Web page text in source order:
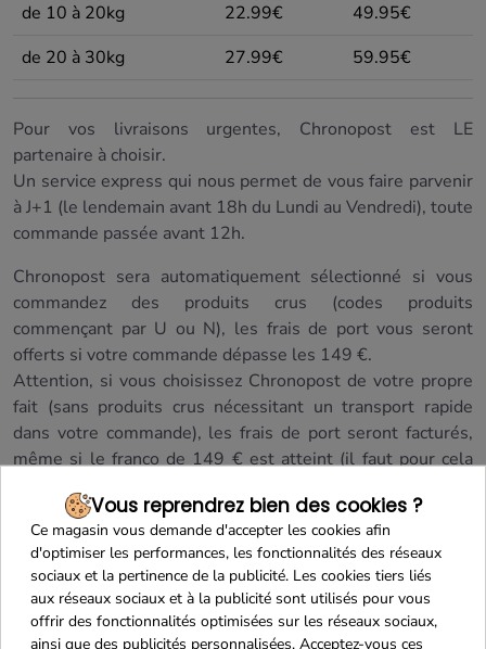
de 10 à 20kg
22.99€
49.95€
de 20 à 30kg
27.99€ 59.95€
Pour vos livraisons urgentes, Chronopost est LE
partenaire à choisir.
Un service express qui nous permet de vous faire parvenir
à J+1 (le lendemain avant 18h du Lundi au Vendredi), toute
commande passée avant 12h.
Chronopost sera automatiquement sélectionné si vous
commandez des produits crus (codes produits
commençant par U ou N), les frais de port vous seront
offerts si votre commande dépasse les 149 €.
Attention, si vous choisissez Chronopost de votre propre
fait (sans produits crus nécessitant un transport rapide
dans votre commande), les frais de port seront facturés,
même si le franco de 149 € est atteint (il faut pour cela
Chronofresh - Livraison frigorifique express
Livraison le lendemain avant 18h
Vous reprendrez bien des cookies ?
Ce magasin vous demande d'accepter les cookies afin
d'optimiser les performances, les fonctionnalités des réseaux
sociaux et la pertinence de la publicité. Les cookies tiers liés
aux réseaux sociaux et à la publicité sont utilisés pour vous
offrir des fonctionnalités optimisées sur les réseaux sociaux,
ainsi que des publicités personnalisées. Acceptez-vous ces